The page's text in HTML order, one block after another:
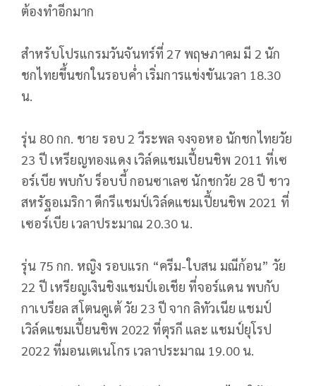
ต้องทำอีกมาก
สำหรับโปรแกรมวันจันทร์ที่ 27 พฤษภาคม มี 2 นัก
ชกไทยขึ้นชกในรอบค่ำ เริ่มการแข่งขันเวลา 18.30
น.
รุ่น 80 กก. ชาย รอบ 2 วีระพล จงจอหอ นักชกไทยวัย
23 ปี เหรียญทองแดง เวิล์ดแชมเปี้ยนชิพ 2011 ที่เซ
อร์เบีย พบกับ ร็อบบี้ กอนซาเลซ นักชกวัย 28 ปี ชาว
สหรัฐอเมริกา ดีกรีแชมป์เวิล์ดแชมเปี้ยนชิพ 2021 ที่
เซอร์เบีย เวลาประมาณ 20.30 น.
รุ่น 75 กก. หญิง รอบแรก “ครีม-ใบสน มณีก้อน” วัย
22 ปี เหรียญเงินชิงแชมป์เอเชีย ที่จอร์แดน พบกับ
กาเบรียล สโตนคูเต้ วัย 23 ปี จาก ลิทัวเนีย แชมป์
เวิล์ดแชมเปี้ยนชิพ 2022 ที่ตุรกี และ แชมป์ยุโรป
2022 ที่มอนเตเนโกร เวลาประมาณ 19.00 น.